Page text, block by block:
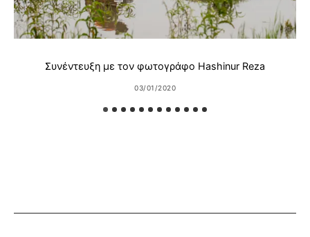
Συνέντευξη με τον φωτογράφο Hashinur Reza
03/01/2020